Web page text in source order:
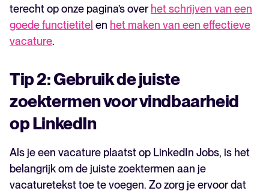
terecht op onze pagina’s over het schrijven van een
goede functietitel en het maken van een effectieve
vacature.
Tip 2: Gebruik de juiste
zoektermen voor vindbaarheid
op LinkedIn
Als je een vacature plaatst op LinkedIn Jobs, is het
belangrijk om de juiste zoektermen aan je
vacaturetekst toe te voegen. Zo zorg je ervoor dat